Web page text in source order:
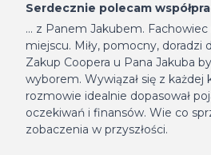
Serdecznie polecam
... z Panem Jakubem. Fachowiec
miejscu. Miły, pomocny, doradzi
Zakup Coopera u Pana Jakuba
wyborem. Wywiązał się z każdej
rozmowie idealnie dopasował
oczekiwań i finansów. Wie co
zobaczenia w przyszłości.